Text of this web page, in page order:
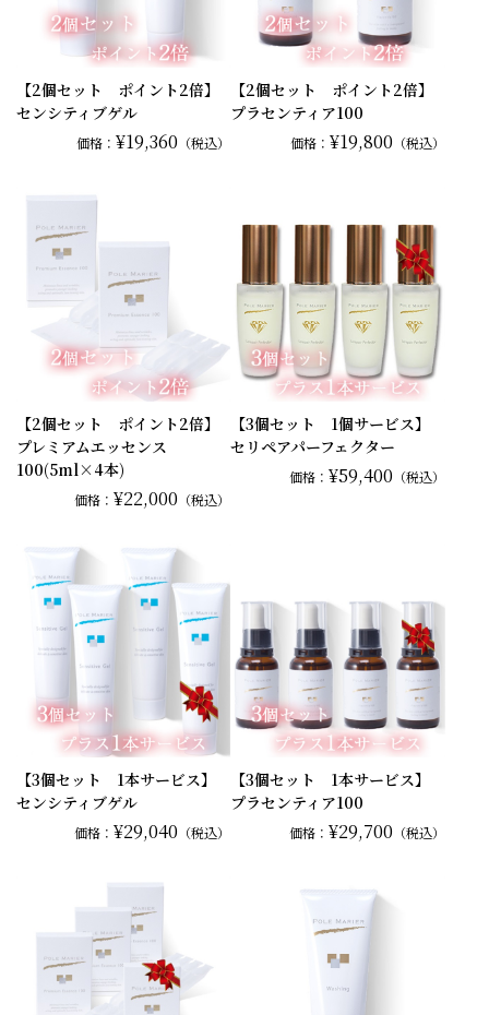
【2個セット ポイント2倍】
センシティブゲル
価格：¥19,360 （税込）
【2個セット ポイント2倍】
プラセンティア100
価格： ¥19,800 （税込）
【2個セット ポイント2倍】
プレミアムエッセンス
100(5ml×4本)
価格：¥22,000 （税込）
【3個セット 1個サービス】
セリペアパーフェクター
価格： ¥59,400 （税込）
【3個セット 1本サービス】
センシティブゲル
価格：¥29,040 （税込）
【3個セット 1本サービス】
プラセンティア100
価格： ¥29,700 （税込）